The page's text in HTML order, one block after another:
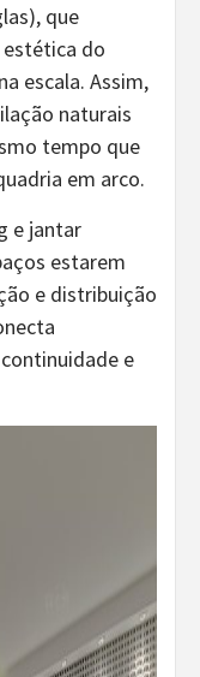
que
do
escala. Assim,
naturais
tempo que
em arco.
e jantar
estarem
e distribuição
e